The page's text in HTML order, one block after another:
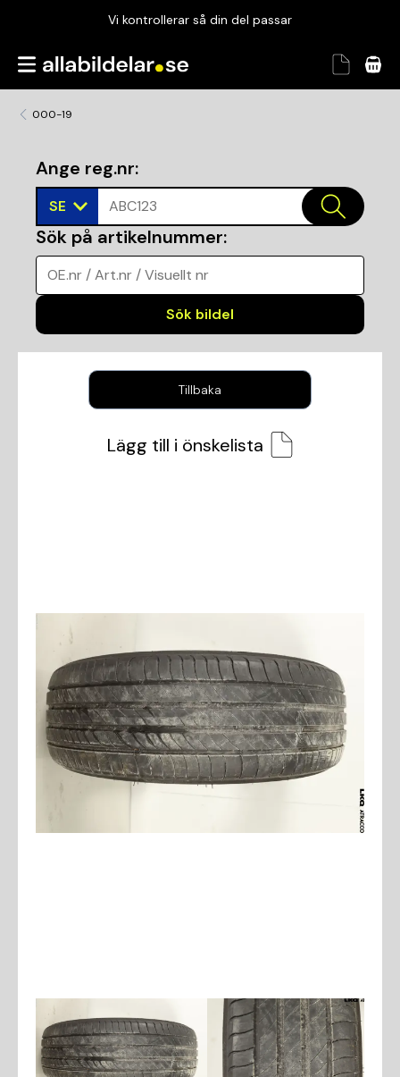
Vi kontrollerar så din del passar
Garanterad passform
000-19
Ange reg.nr:
SE ABC123
Sök på artikelnummer:
OE.nr / Art.nr / Visuellt nr
Sök bildel
Tillbaka
Lägg till i önskelista